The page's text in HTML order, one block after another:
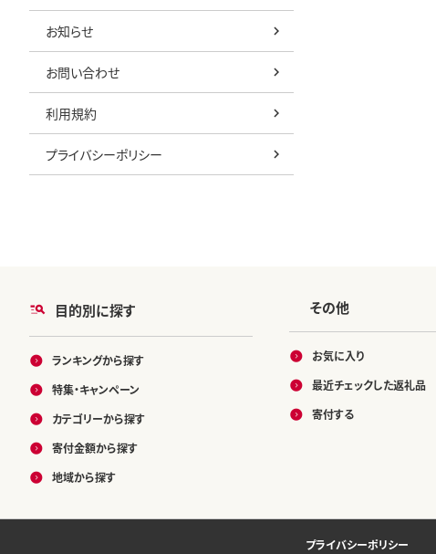
お知らせ
お問い合わせ
利用規約
プライバシーポリシー
目的別に探す
ランキングから探す
特集・キャンペーン
カテゴリーから探す
寄付金額から探す
地域から探す
その他
お気に入り
最近チェックした返礼品
寄付する
プライバシーポリシー